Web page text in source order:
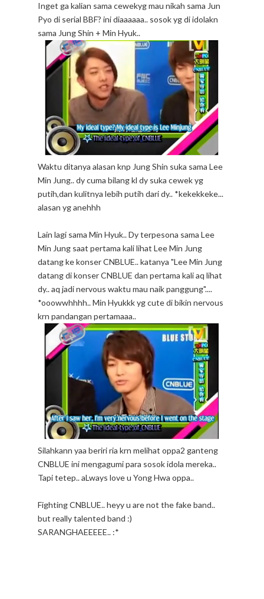
Inget ga kalian sama cewekyg mau nikah sama Jun
Pyo di serial BBF? ini diaaaaaa.. sosok yg di idolakn
sama Jung Shin + Min Hyuk..
Waktu ditanya alasan knp Jung Shin suka sama Lee
Min Jung.. dy cuma bilang kl dy suka cewek yg
putih,dan kulitnya lebih putih dari dy.. *kekekkeke...
alasan yg anehhh
Lain lagi sama Min Hyuk.. Dy terpesona sama Lee
Min Jung saat pertama kali lihat Lee Min Jung
datang ke konser CNBLUE.. katanya "Lee Min Jung
datang di konser CNBLUE dan pertama kali aq lihat
dy.. aq jadi nervous waktu mau naik panggung"....
*ooowwhhhh.. Min Hyukkk yg cute di bikin nervous
krn pandangan pertamaaa..
Silahkann yaa beriri ria krn melihat oppa2 ganteng
CNBLUE ini mengagumi para sosok idola mereka..
Tapi tetep.. aLways love u Yong Hwa oppa..
Fighting CNBLUE.. heyy u are not the fake band..
but really talented band :)
SARANGHAEEEEE.. :*